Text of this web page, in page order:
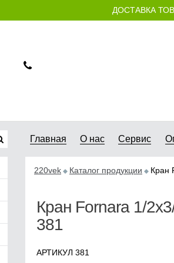
ДОСТАВКА
Главная О нас Сервис
220vek Каталог продукции Кран
Кран Fornara 1/
381
АРТИКУЛ 381